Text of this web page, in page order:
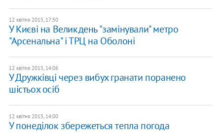
12 квітня 2015, 17:50
У Києві на Великдень "замінували" метро
"Арсенальна" і ТРЦ на Оболоні
12 квітня 2015, 14:06
У Дружківці через вибух гранати поранено
шістьох осіб
12 квітня 2015, 14:00
У понеділок збережеться тепла погода